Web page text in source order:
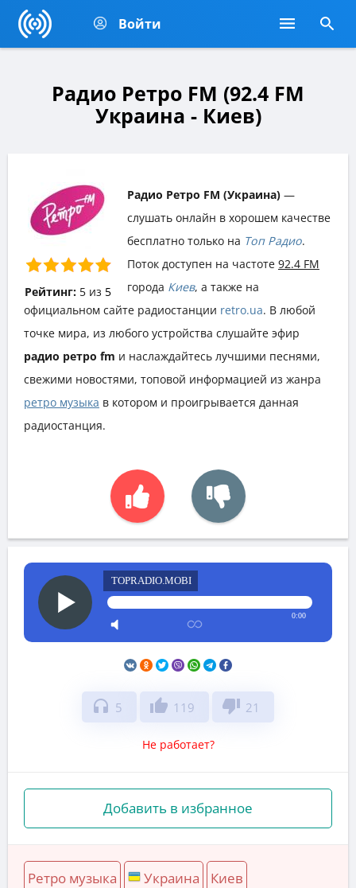
Войти
Радио Ретро FM (92.4 FM
Украина - Киев)
Рейтинг: 5из 5
Радио Ретро FM (Украина) —
слушать онлайн в хорошем качестве
бесплатно только на Топ Радио.
Поток доступен на частоте 92.4 FM
города Киев, а также на
официальном сайте радиостанции retro.ua. В любой
точке мира, из любого устройства слушайте эфир
радио ретро fm и наслаждайтесь лучшими песнями,
свежими новостями, топовой информацией из жанра
ретро музыка в котором и проигрывается данная
радиостанция.
TOPRADIO.MOBI
0:00
headphones 5 thumb_up 119 thumb_down 21
Не работает?
Добавить в избранное
Ретро музыка Украина Киев